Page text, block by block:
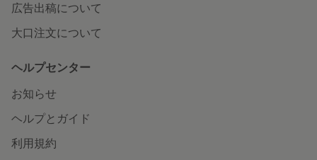
広告出稿について
大口注文について
ヘルプセンター
お知らせ
ヘルプとガイド
利用規約